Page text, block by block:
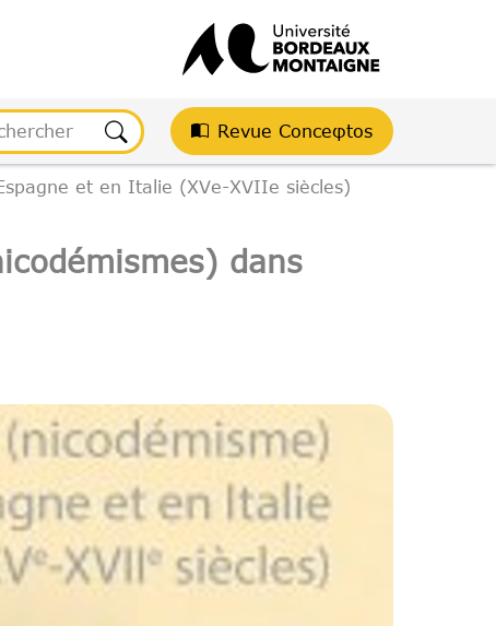
Revue Conceφtos
et en Italie (XVe-XVIIe siècles)
dans